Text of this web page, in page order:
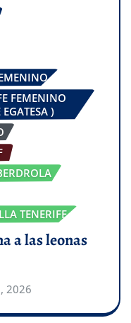
FEMENINO
)
TENERIFE
a las leonas
2026